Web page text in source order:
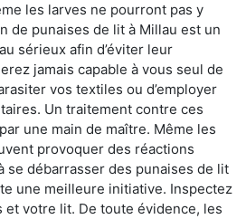
les larves ne pourront pas y
de punaises de lit à Millau est un
sérieux afin d’éviter leur
jamais capable à vous seul de
vos textiles ou d’employer
Un traitement contre ces
une main de maître. Même les
provoquer des réactions
se débarrasser des punaises de lit
une meilleure initiative. Inspectez
et votre lit. De toute évidence, les